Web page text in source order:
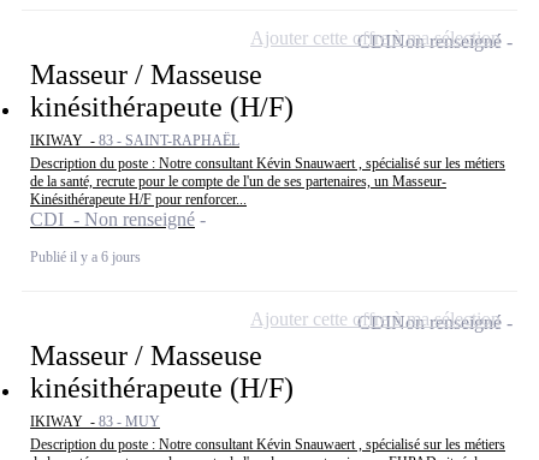
Masseur / Masseuse
kinésithérapeute (H/F)
IKIWAY - 83 - SAINT-RAPHAËL
Description du poste : Notre consultant Kévin Snauwaert , spécialisé sur les métiers
de la santé, recrute pour le compte de l'un de ses partenaires, un Masseur-
Kinésithérapeute H/F pour renforcer...
CDI - Non renseigné
Publié il y a 6 jours
CDINon renseigné
Ajouter cette offre à ma sélection
Masseur / Masseuse
kinésithérapeute (H/F)
IKIWAY - 83 - MUY
Description du poste : Notre consultant Kévin Snauwaert , spécialisé sur les métiers
CDINon renseigné
Ajouter cette offre à ma sélection